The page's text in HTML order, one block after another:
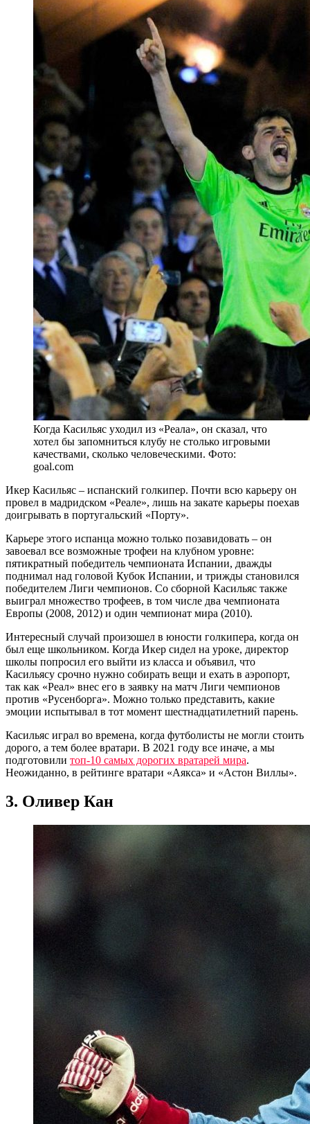
Когда Касильяс уходил из «Реала», он сказал, что
хотел бы запомниться клубу не столько игровыми
качествами, сколько человеческими. Фото:
goal.com
Икер Касильяс – испанский голкипер. Почти всю карьеру он
провел в мадридском «Реале», лишь на закате карьеры поехав
доигрывать в португальский «Порту».
Карьере этого испанца можно только позавидовать – он
завоевал все возможные трофеи на клубном уровне:
пятикратный победитель чемпионата Испании, дважды
поднимал над головой Кубок Испании, и трижды становился
победителем Лиги чемпионов. Со сборной Касильяс также
выиграл множество трофеев, в том числе два чемпионата
Европы (2008, 2012) и один чемпионат мира (2010).
Интересный случай произошел в юности голкипера, когда он
был еще школьником. Когда Икер сидел на уроке, директор
школы попросил его выйти из класса и объявил, что
Касильясу срочно нужно собирать вещи и ехать в аэропорт,
так как «Реал» внес его в заявку на матч Лиги чемпионов
против «Русенборга». Можно только представить, какие
эмоции испытывал в тот момент шестнадцатилетний парень.
Касильяс играл во времена, когда футболисты не могли стоить
дорого, а тем более вратари. В 2021 году все иначе, а мы
подготовили топ-10 самых дорогих вратарей мира.
Неожиданно, в рейтинге вратари «Аякса» и «Астон Виллы».
3. Оливер Кан